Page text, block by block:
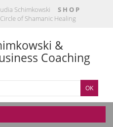
Schimkowski
S H O P
Circle of Shamanic Healing
&
Coaching